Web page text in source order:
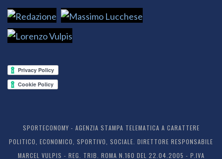
SPORTECONOMY - AGENZIA STAMPA TELEMATICA A CARATTERE
POLITICO, ECONOMICO, SPORTIVO, SOCIALE. DIRETTORE RESPONSABILE
MARCEL VULPIS - REG. TRIB. ROMA N.160 DEL 22.04.2005 - P.IVA